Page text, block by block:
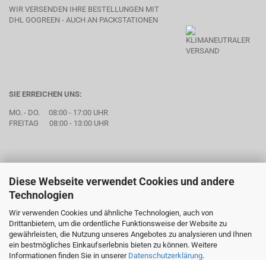
Diese Webseite verwendet Cookies und andere
Technologien
Wir verwenden Cookies und ähnliche Technologien, auch von
Drittanbietern, um die ordentliche Funktionsweise der Website zu
gewährleisten, die Nutzung unseres Angebotes zu analysieren und Ihnen
ein bestmögliches Einkaufserlebnis bieten zu können. Weitere
Informationen finden Sie in unserer Datenschutzerklärung.
WIR VERSENDEN IHRE BESTELLUNGEN MIT
DHL GOGREEN - AUCH AN PACKSTATIONEN
SIE ERREICHEN UNS:
MO. - DO. 08:00 - 17:00 UHR
FREITAG 08:00 - 13:00 UHR